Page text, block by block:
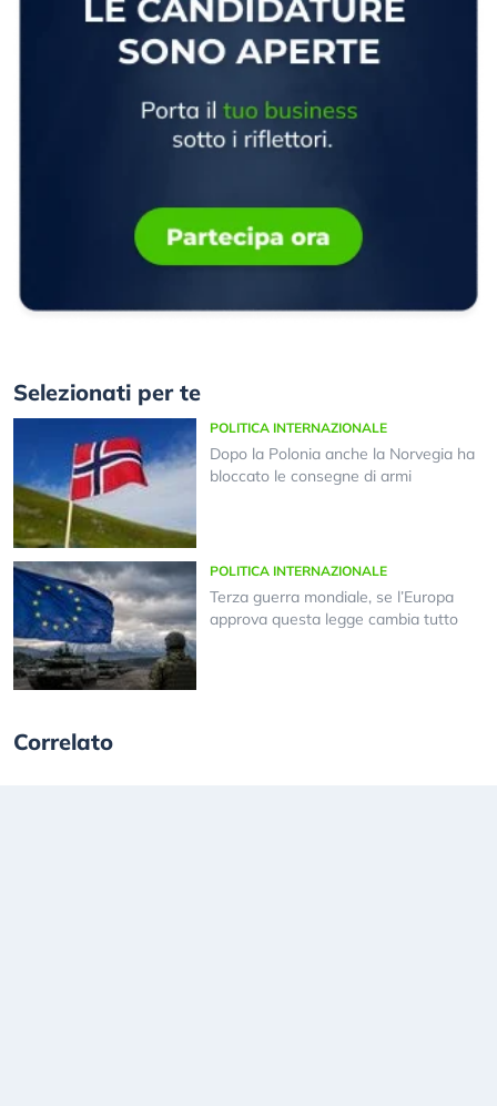
Selezionati per te
POLITICA INTERNAZIONALE
Dopo la Polonia anche la Norvegia ha
bloccato le consegne di armi
POLITICA INTERNAZIONALE
Terza guerra mondiale, se l’Europa
approva questa legge cambia tutto
Correlato